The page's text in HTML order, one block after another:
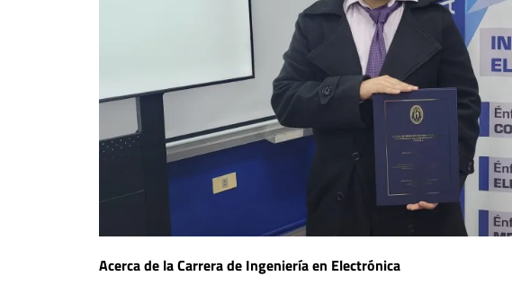
Acerca de la Carrera de Ingeniería en Electrónica